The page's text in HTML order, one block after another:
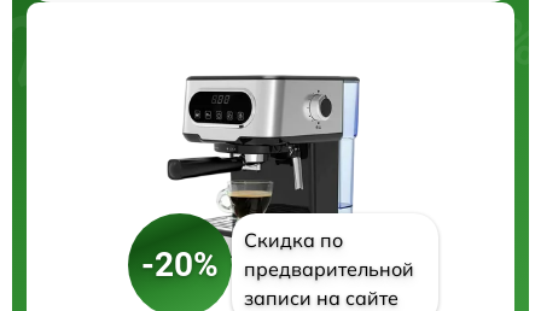
-20%
Скидка по
предварительной
записи на сайте